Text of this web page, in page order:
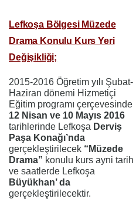
Lefkoşa Bölgesi Müzede
Drama Konulu Kurs Yeri
Değişikliği;
2015-2016 Öğretim yılı Şubat-
Haziran dönemi Hizmetiçi
Eğitim programı çerçevesinde
12 Nisan ve 10 Mayıs 2016
tarihlerinde Lefkoşa Derviş
Paşa Konağı’nda
gerçekleştirilecek “Müzede
Drama” konulu kurs ayni tarih
ve saatlerde Lefkoşa
Büyükhan’ da
gerçekleştirilecektir.